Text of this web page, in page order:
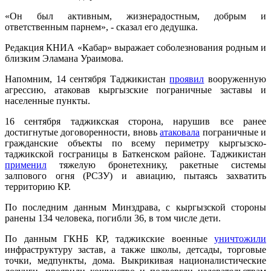
«Он был активным, жизнерадостным, добрым и
ответственным парнем», - сказал его дедушка.
Редакция КНИА «Кабар» выражает соболезнования родным и
близким Эламана Ураимова.
Напомним, 14 сентября Таджикистанпроявил вооруженную
агрессию, атаковав кыргызские пограничные заставы и
населенные пункты.
16 сентября таджикская сторона, нарушив все ранее
достигнутые договоренности, вновьатаковала пограничные и
гражданские объекты по всему периметру кыргызско-
таджикской госграницы в Баткенском районе. Таджикистан
применил тяжелую бронетехнику, ракетные системы
залпового огня (РСЗУ) и авиацию, пытаясь захватить
территорию КР.
По последним данным Минздрава, с кыргызской стороны
ранены 134 человека, погибли 36, в том числе дети.
По данным ГКНБ КР, таджикские военные уничтожили
инфраструктуру застав, а также школы, детсады, торговые
точки, медпункты, дома. Выкрикивая националистические